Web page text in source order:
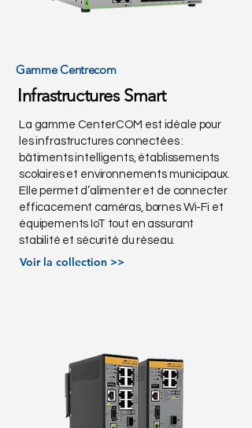
Gamme Centrecom
Infrastructures Smart
La gamme CenterCOM est idéale pour
les infrastructures connectées :
bâtiments intelligents, établissements
scolaires et environnements municipaux.
Elle permet d’alimenter et de connecter
efficacement caméras, bornes Wi-Fi et
équipements IoT tout en assurant
stabilité et sécurité du réseau.
Voir la collection >>